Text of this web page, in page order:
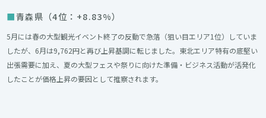
青森県（4位：+8.83%）
5月には春の大型観光イベント終了の反動で急落（狙い目エリア1位）していま
したが、6月は9,762円と再び上昇基調に転じました。東北エリア特有の底堅い
出張需要に加え、夏の大型フェスや祭りに向けた準備・ビジネス活動が活発化
したことが価格上昇の要因として推察されます。